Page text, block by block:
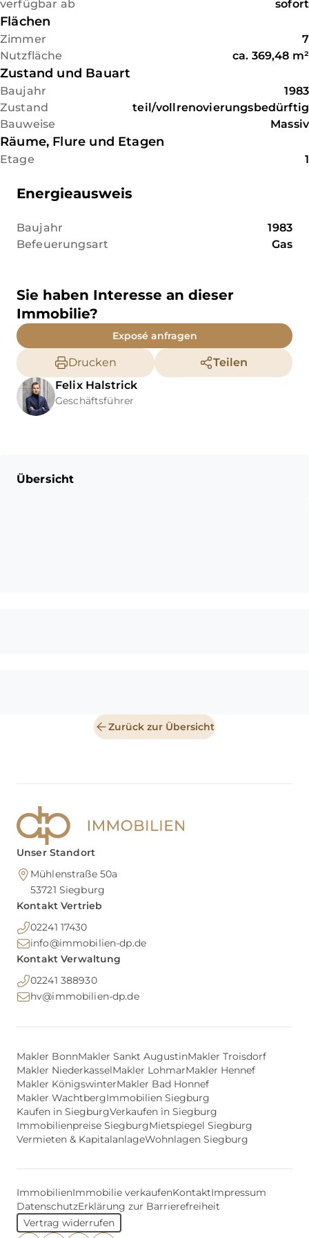
verfügbar ab sofort
Flächen
Zimmer
7
Nutzfläche
ca. 369,48 m²
Zustand und Bauart
Baujahr
1983
Zustand
teil/vollrenovierungsbedürftig
Bauweise
Massiv
Räume, Flure und Etagen
Etage 1
Energieausweis
Baujahr
1983
Befeuerungsart
Gas
Sie haben Interesse an dieser
Immobilie?
Exposé anfragen
Drucken
Teilen
Felix Halstrick
Geschäftsführer
Übersicht
Zurück zur Übersicht
Unser Standort
Mühlenstraße 50a
53721 Siegburg
Kontakt Vertrieb
02241 17430
info@immobilien-dp.de
Kontakt Verwaltung
02241 388930
hv@immobilien-dp.de
Makler BonnMakler Sankt AugustinMakler Troisdorf
Makler NiederkasselMakler LohmarMakler Hennef
Makler KönigswinterMakler Bad Honnef
Makler WachtbergImmobilien Siegburg
Kaufen in SiegburgVerkaufen in Siegburg
Immobilienpreise SiegburgMietspiegel Siegburg
Vermieten & KapitalanlageWohnlagen Siegburg
ImmobilienImmobilie verkaufenKontaktImpressum
DatenschutzErklärung zur Barrierefreiheit
Vertrag widerrufen